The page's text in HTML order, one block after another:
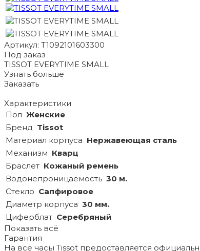
Артикул: T1092101603300
Под заказ
TISSOT EVERYTIME SMALL
Узнать больше
Заказать
Характеристики
Пол Женские
Бренд Tissot
Материал корпуса Нержавеющая сталь
Механизм Кварц
Браслет Кожаный ремень
Водонепроницаемость 30 м.
Стекло Сапфировое
Диаметр корпуса 30 мм.
Циферблат Серебряный
Показать всё
Гарантия
На все часы Tissot предоставляется